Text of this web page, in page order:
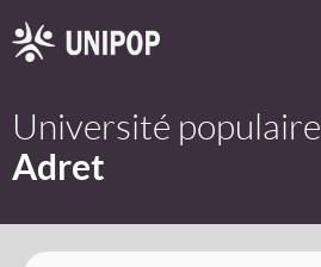
Université populaire
Adret